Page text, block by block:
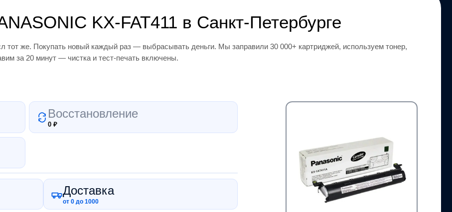
KX-FAT411 в Санкт-Петербурге
тот же. Покупать новый каждый раз — выбрасывать деньги. Мы заправили 30 000+ картриджей, используем тонер,
за 20 минут — чистка и тест-печать включены.
Восстановление
0₽
Доставка
от 0 до 1000